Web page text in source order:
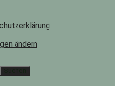
ändern